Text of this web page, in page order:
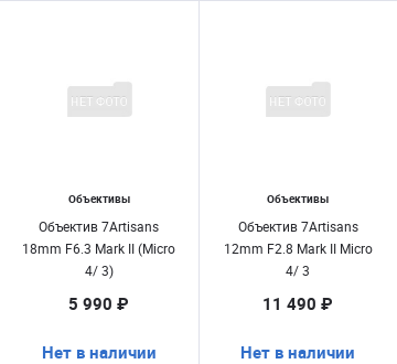
Объективы
Объектив 7Artisans
18mm F6.3 Mark II (Micro
4/ 3)
5 990 ₽
Нет в наличии
Объективы
Объектив 7Artisans
12mm F2.8 Mark II Micro
4/ 3
11 490 ₽
Нет в наличии